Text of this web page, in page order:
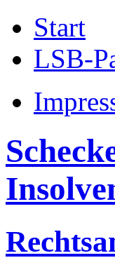
Start
LSB-